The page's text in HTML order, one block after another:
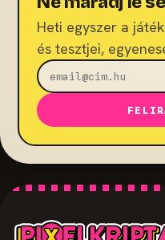
Heti egyszer a
és tesztjei,